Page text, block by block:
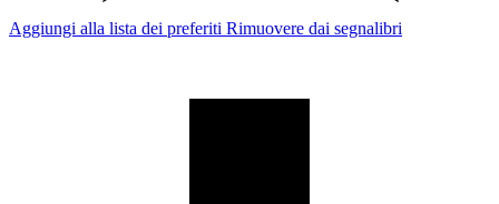
Aggiungi alla lista dei preferiti Rimuovere dai segnalibri